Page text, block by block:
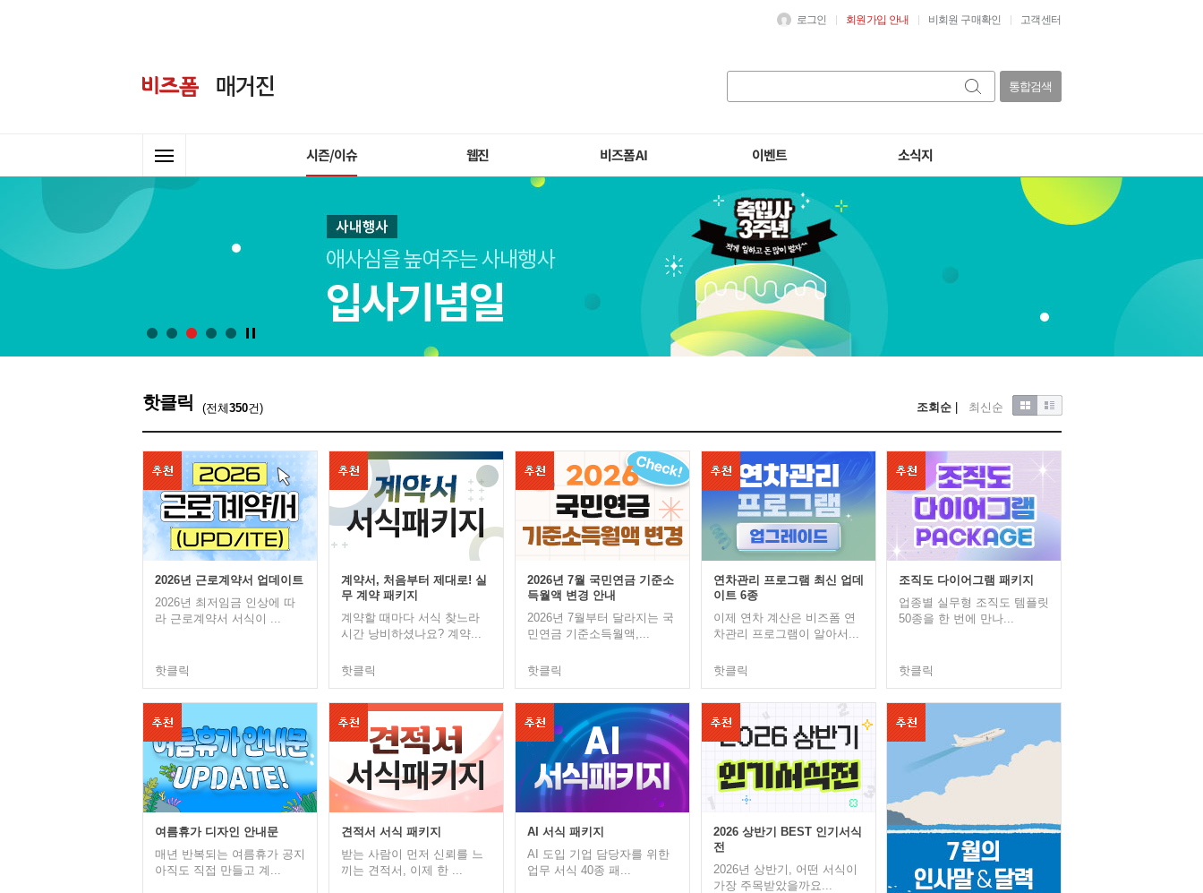
로그인 회원가입 안내 비회원 구매확인 고객센터
통합검색
시즌/이슈 웹진 비즈폼 AI 이벤트 소식지
핫클릭 (전체350건) 조회순| 최신순
2026년 근로계약서 업데이트
2026년 최저임금 인상에 따
라 근로계약서 서식이 ...
핫클릭
계약서, 처음부터 제대로! 실
무 계약 패키지
계약할 때마다 서식 찾느라
시간 낭비하셨나요? 계약...
핫클릭
2026년 7월 국민연금 기준소
득월액 변경 안내
2026년 7월부터 달라지는 국
민연금 기준소득월액,...
핫클릭
연차관리 프로그램 최신 업데
이트 6종
이제 연차 계산은 비즈폼 연
차관리 프로그램이 알아서...
핫클릭
조직도 다이어그램 패키지
업종별 실무형 조직도 템플릿
50종을 한 번에 만나...
핫클릭
여름휴가 디자인 안내문
매년 반복되는 여름휴가 공지
아직도 직접 만들고 계...
견적서 서식 패키지
받는 사람이 먼저 신뢰를 느
끼는 견적서, 이제 한 ...
AI 서식 패키지
AI 도입 기업 담당자를 위한
업무 서식 40종 패...
2026 상반기 BEST 인기서식
전
2026년 상반기, 어떤 서식이
가장 주목받았을까요...